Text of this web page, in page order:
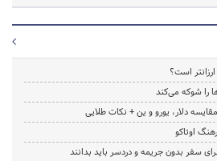
است؟
را شوکه می‌کند
مقایسه دلار، یورو و ین + نکات طلایی
اوتاکو
سفر بدون جریمه و دردسر باید بدانند